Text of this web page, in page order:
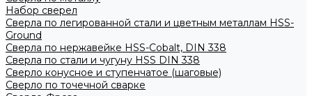
Набор сверел
Сверла по легированной стали и цветным металлам HSS-
Ground
Сверла по нержавейке HSS-Cobalt, DIN 338
Сверла по стали и чугуну HSS DIN 338
Сверло конусное и ступенчатое (шаговые)
Сверло по точечной сварке